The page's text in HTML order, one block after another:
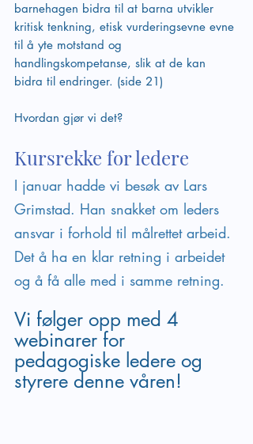
barnehagen bidra til at barna utvikler
kritisk tenkning, etisk vurderingsevne evne
til å yte motstand og
handlingskompetanse, slik at de kan
bidra til endringer. (side 21)
Hvordan gjør vi det?
Kursrekke for ledere
I januar hadde vi besøk av Lars
Grimstad. Han snakket om leders
ansvar i forhold til målrettet arbeid.
Det å ha en klar retning i arbeidet
og å få alle med i samme retning.
Vi følger opp med 4
webinarer for
pedagogiske ledere og
styrere denne våren!